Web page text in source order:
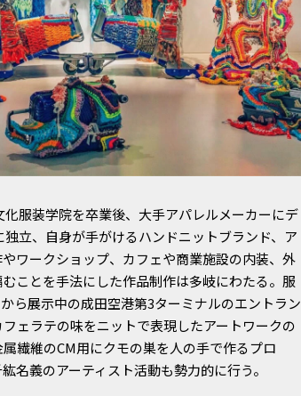
服装学院を卒業後、大手アパレルメーカーにデ
立、自身が手がけるハンドニットブランド、ア
ワークショップ、カフェや商業施設の内装、外
ことを手法にした作品制作は多岐にわたる。服
ら展示中の成田空港第3ターミナルのエントラン
ェラテの味をニットで表現したアートワークの
繊維のCM用にクモの巣を人の手で作るプロ
名義のアーティスト活動も勢力的に行う。